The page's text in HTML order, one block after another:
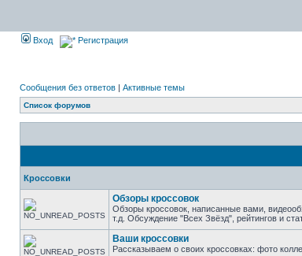
Вход Регистрация
Сообщения без ответов | Активные темы
Список форумов
Кроссовки
Обзоры кроссовок
Обзоры кроссовок, написанные вами,
т.д. Обсуждение "Всех Звёзд", рейтингов и
Ваши кроссовки
Рассказываем о своих кроссовках: фото